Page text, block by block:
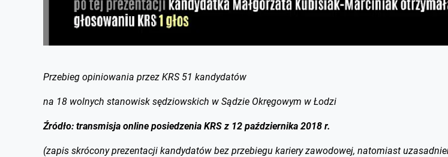
Przebieg opiniowania przez KRS 51 kandydatów
na 18 wolnych stanowisk sędziowskich w Sądzie Okręgowym w Łodzi
Źródło: transmisja online posiedzenia KRS z 12 października 2018 r.
(zapis skrócony prezentacji kandydatów bez przebiegu kariery zawodowej, natomiast